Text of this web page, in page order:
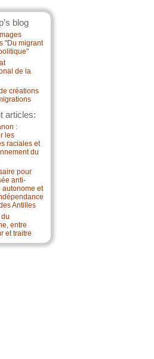
blog
"Du migrant
de la
créations
articles:
:
les
raciales et
du
pour
anti-
autonome et
Antilles
entre
et traitre